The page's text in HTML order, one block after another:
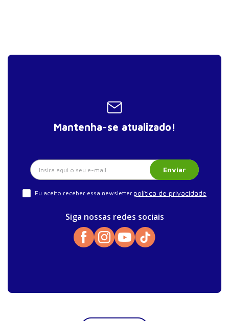
Mantenha-se atualizado!
Enviar
Eu aceito receber essa newsletter.política de privacidade
Siga nossas redes sociais